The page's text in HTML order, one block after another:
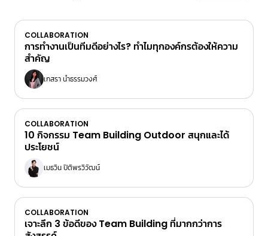
COLLABORATION
การทำงานเป็นทีมดีอย่างไร? ทำไมทุกองค์กรต้องให้ความ
สำคัญ
เกสรา นำธรรมวงศ์
COLLABORATION
10 กิจกรรม Team Building Outdoor สนุกและได้
ประโยชน์
เมธวิน ปิติพรวิวัฒน์
COLLABORATION
เจาะลึก 3 ข้อดีของ Team Building ที่มากกว่าการ